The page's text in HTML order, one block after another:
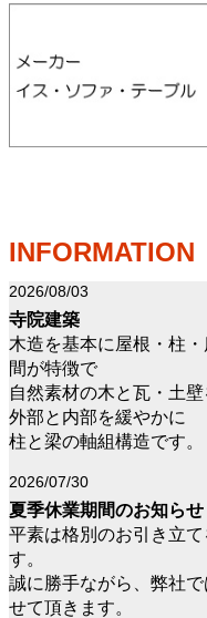
INFORMATION
2026/08/03
寺院建築
木造を基本に屋根・柱
間が特徴で
自然素材の木と瓦・土
外部と内部を緩やかに
柱と梁の軸組構造です。
2026/07/30
夏季休業期間のお知らせ
平素は格別のお引き立
す。
誠に勝手ながら、弊社
せて頂きます。